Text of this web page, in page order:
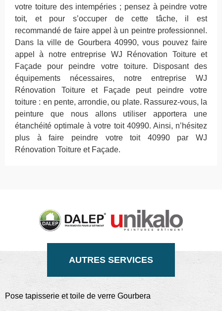
votre toiture des intempéries ; pensez à peindre votre
toit, et pour s’occuper de cette tâche, il est
recommandé de faire appel à un peintre professionnel.
Dans la ville de Gourbera 40990, vous pouvez faire
appel à notre entreprise WJ Rénovation Toiture et
Façade pour peindre votre toiture. Disposant des
équipements nécessaires, notre entreprise WJ
Rénovation Toiture et Façade peut peindre votre
toiture : en pente, arrondie, ou plate. Rassurez-vous, la
peinture que nous allons utiliser apportera une
étanchéité optimale à votre toit 40990. Ainsi, n’hésitez
plus à faire peindre votre toit 40990 par WJ
Rénovation Toiture et Façade.
AUTRES SERVICES
Pose tapisserie et toile de verre Gourbera